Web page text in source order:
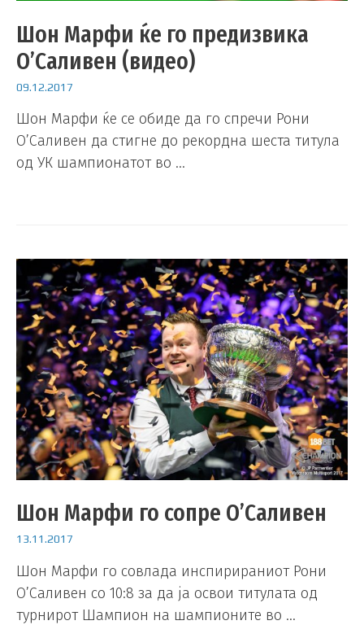
Шон Марфи ќе го предизвика
О’Саливен (видео)
09.12.2017
Шон Марфи ќе се обиде да го спречи Рони
О’Саливен да стигне до рекордна шеста титула
од УК шампионатот во …
Шон Марфи го сопре О’Саливен
13.11.2017
Шон Марфи го совлада инспирираниот Рони
О’Саливен со 10:8 за да ја освои титулата од
турнирот Шампион на шампионите во …